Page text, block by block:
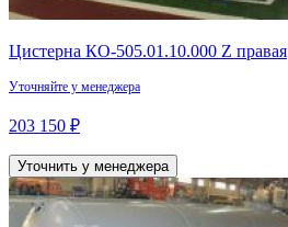
Цистерна КО-505.01.10.000 Z правая
Уточняйте у менеджера
203 150 ₽
Уточнить у менеджера